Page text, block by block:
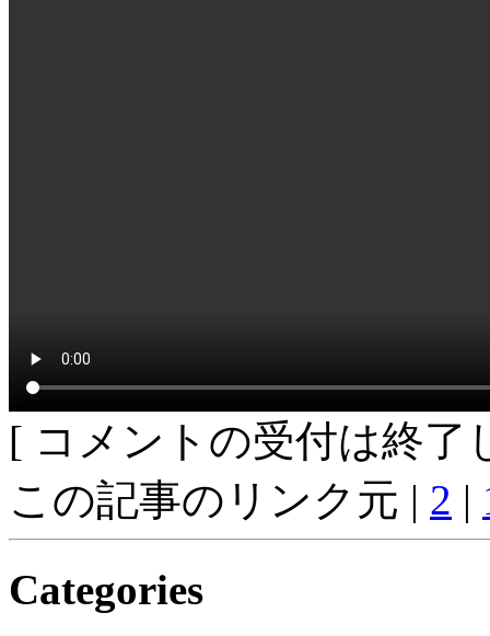
[ コメントの受付は終了
この記事のリンク元 | 2 |
Categories